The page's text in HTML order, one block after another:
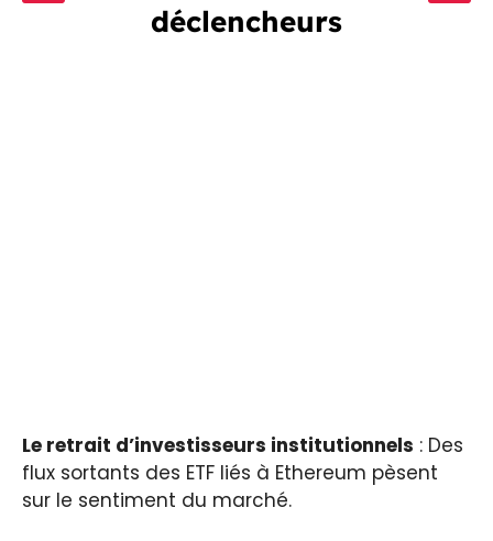
déclencheurs
Le retrait d’investisseurs institutionnels : Des
flux sortants des ETF liés à Ethereum pèsent
sur le sentiment du marché.